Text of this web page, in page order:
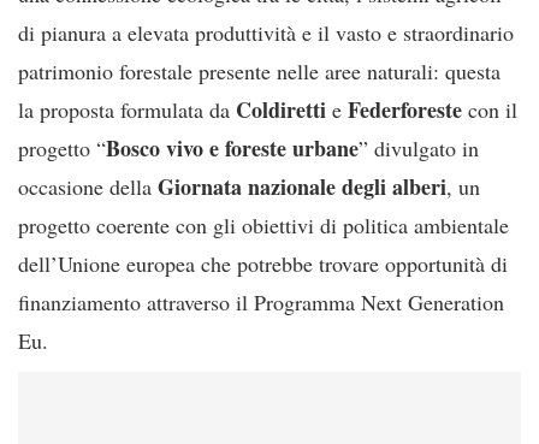
di pianura a elevata produttività e il vasto e straordinario
patrimonio forestale presente nelle aree naturali: questa
la proposta formulata da Coldiretti e Federforeste con il
progetto “Bosco vivo e foreste urbane” divulgato in
occasione della Giornata nazionale degli alberi, un
progetto coerente con gli obiettivi di politica ambientale
dell’Unione europea che potrebbe trovare opportunità di
finanziamento attraverso il Programma Next Generation
Eu.